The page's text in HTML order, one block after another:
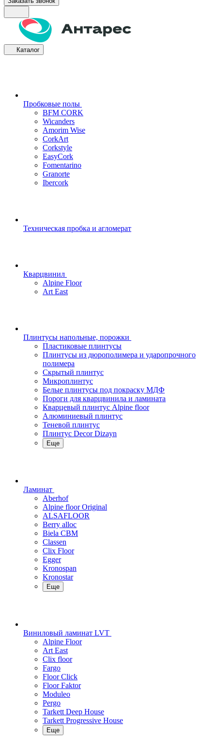
Каталог
Пробковые полы
BFM CORK
Wicanders
Amorim Wise
CorkArt
Corkstyle
EasyCork
Fomentarino
Granorte
Ibercork
Техническая пробка и агломерат
Кварцвинил
Alpine Floor
Art East
Плинтусы напольные, порожки
Пластиковые плинтусы
Плинтусы из дюрополимера и ударопрочного
полимера
Скрытый плинтус
Микроплинтус
Белые плинтусы под покраску МДФ
Пороги для кварцвинила и ламината
Кварцевый плинтус Alpine floor
Алюминиевый плинтус
Теневой плинтус
Плинтус Decor Dizayn
Еще
Ламинат
Aberhof
Alpine floor Original
ALSAFLOOR
Berry alloc
Biela CBM
Classen
Clix Floor
Egger
Kronospan
Kronostar
Еще
Виниловый ламинат LVT
Alpine Floor
Art East
Clix floor
Fargo
Floor Click
Floor Faktor
Moduleo
Pergo
Tarkett Deep House
Tarkett Progressive House
Еще